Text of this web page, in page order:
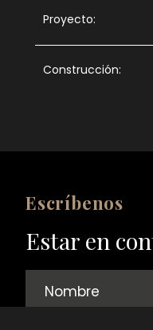
Proyecto:
Construcción:
Escríbenos
Estar en